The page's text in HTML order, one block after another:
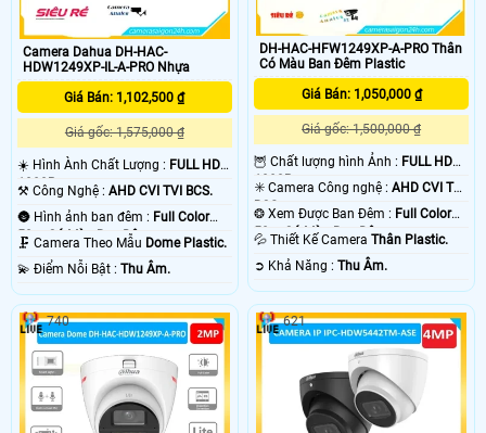
Camera Dahua DH-HAC-
HDW1249XP-IL-A-PRO Nhựa
Giá Bán: 1,102,500 ₫
Giá gốc: 1,575,000 ₫
☀️ Hình Ành Chất Lượng : FULL HD
1080P .
⚒ Công Nghệ : AHD CVI TVI BCS.
🌚 Hình ảnh ban đêm : Full Color
50m Có Màu Ban Ðêm.
🗜️ Camera Theo Mẫu Dome Plastic.
️💫 Điểm Nỗi Bật : Thu Âm.
DH-HAC-HFW1249XP-A-PRO Thân
Có Màu Ban Đêm Plastic
Giá Bán: 1,050,000 ₫
Giá gốc: 1,500,000 ₫
🦉 Chất lượng hình Ảnh : FULL HD
1080P .
✳️ Camera Công nghệ :AHD CVI TVI
BCS.
❂ Xem Được Ban Đêm : Full Color
50m Có Màu Ban Ðêm.
💦 Thiết Kế CameraThân Plastic.
️➲ Khả Năng :Thu Âm.
740 621